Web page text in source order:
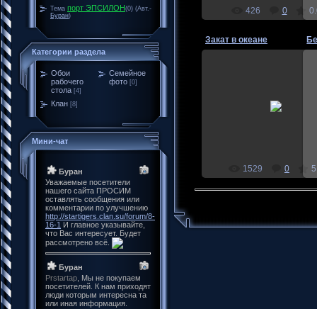
Тема порт ЭПСИЛОН(0) (Авт.-
Буран)
Категории раздела
Обои
рабочего
стола [4]
Семейное
фото [0]
Клан [8]
Мини-чат
426 0
Закат в океане
Очень красивый закат
океанском берегу
1529 0